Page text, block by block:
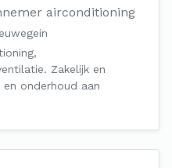
airconditioning
Zakelijk en
onderhoud aan